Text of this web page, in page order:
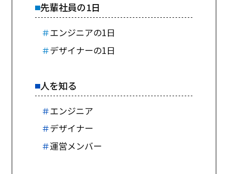
先輩社員の1日
＃エンジニアの1日
＃デザイナーの1日
人を知る
＃エンジニア
＃デザイナー
＃運営メンバー